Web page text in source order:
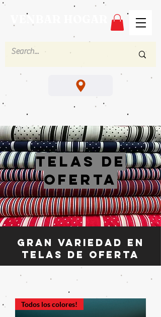
VENBAR HOGAR
TELAS DE
OFERTA
Gran variedad en
telas de oferta
Todos los colores!